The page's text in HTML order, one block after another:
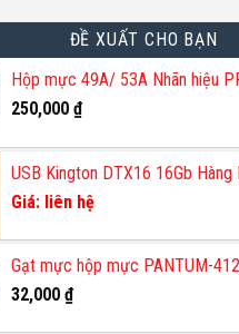
ĐỀ XUẤT CHO BẠN
Hộp mực 49A/ 53A Nhãn hiệu
250,000 ₫
USB Kington DTX16 16Gb Hàng
Giá: liên hệ
Gạt mực hộp mực PANTUM-
32,000 ₫